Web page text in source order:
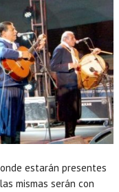
estarán presentes
mismas serán con